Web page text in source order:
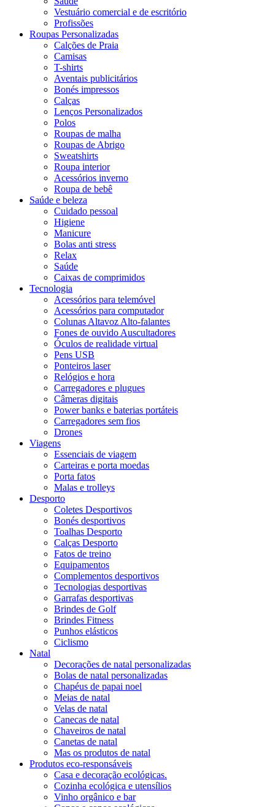
Vestuário comercial e de escritório
Profissões
Roupas Personalizadas
Calções de Praia
Camisas
T-shirts
Aventais publicitários
Bonés impressos
Calças
Lenços Personalizados
Polos
Roupas de malha
Roupas de Abrigo
Sweatshirts
Roupa interior
Acessórios inverno
Roupa de bebê
Saúde e beleza
Cuidado pessoal
Higiene
Manicure
Bolas anti stress
Relax
Saúde
Caixas de comprimidos
Tecnologia
Acessórios para telemóvel
Acessórios para computador
Colunas Altavoz Alto-falantes
Fones de ouvido Auscultadores
Óculos de realidade virtual
Pens USB
Ponteiros laser
Relógios e hora
Carregadores e plugues
Câmeras digitais
Power banks e baterias portáteis
Carregadores sem fios
Drones
Viagens
Essenciais de viagem
Carteiras e porta moedas
Porta fatos
Malas e trolleys
Desporto
Coletes Desportivos
Bonés desportivos
Toalhas Desporto
Calças Desporto
Fatos de treino
Equipamentos
Complementos desportivos
Tecnologias desportivas
Garrafas desportivas
Brindes de Golf
Brindes Fitness
Punhos elásticos
Ciclismo
Natal
Decorações de natal personalizadas
Bolas de natal personalizadas
Chapéus de papai noel
Meias de natal
Velas de natal
Canecas de natal
Chaveiros de natal
Canetas de natal
Mas os produtos de natal
Produtos eco-responsáveis
Casa e decoração ecológicas.
Cozinha ecológica e utensílios
Vinho orgânico e bar